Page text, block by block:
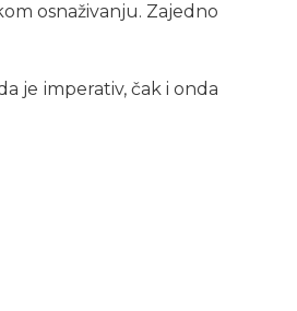
osnaživanju. Zajedno
je imperativ, čak i onda